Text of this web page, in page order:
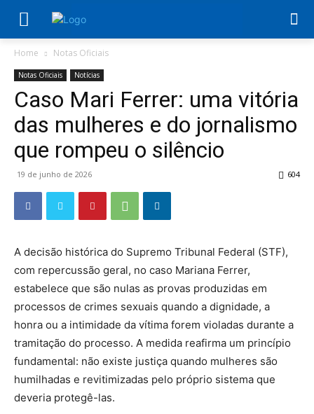
Home Notas Oficiais
Notas Oficiais Notícias
Caso Mari Ferrer: uma vitória
das mulheres e do jornalismo
que rompeu o silêncio
19 de junho de 2026 604
A decisão histórica do Supremo Tribunal Federal (STF),
com repercussão geral, no caso Mariana Ferrer,
estabelece que são nulas as provas produzidas em
processos de crimes sexuais quando a dignidade, a
honra ou a intimidade da vítima forem violadas durante a
tramitação do processo. A medida reafirma um princípio
fundamental: não existe justiça quando mulheres são
humilhadas e revitimizadas pelo próprio sistema que
deveria protegê-las.